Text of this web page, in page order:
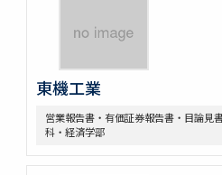
東機工業
営業報告書・有価証券報告書・目論見
科・経済学部